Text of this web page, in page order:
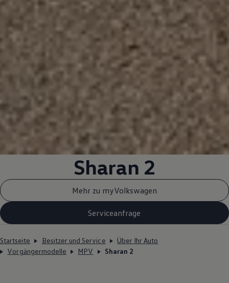
Sharan 2
Mehr zu myVolkswagen
Serviceanfrage
Startseite Besitzer und Service
Über Ihr Auto
Vorgängermodelle
MPV Sharan 2